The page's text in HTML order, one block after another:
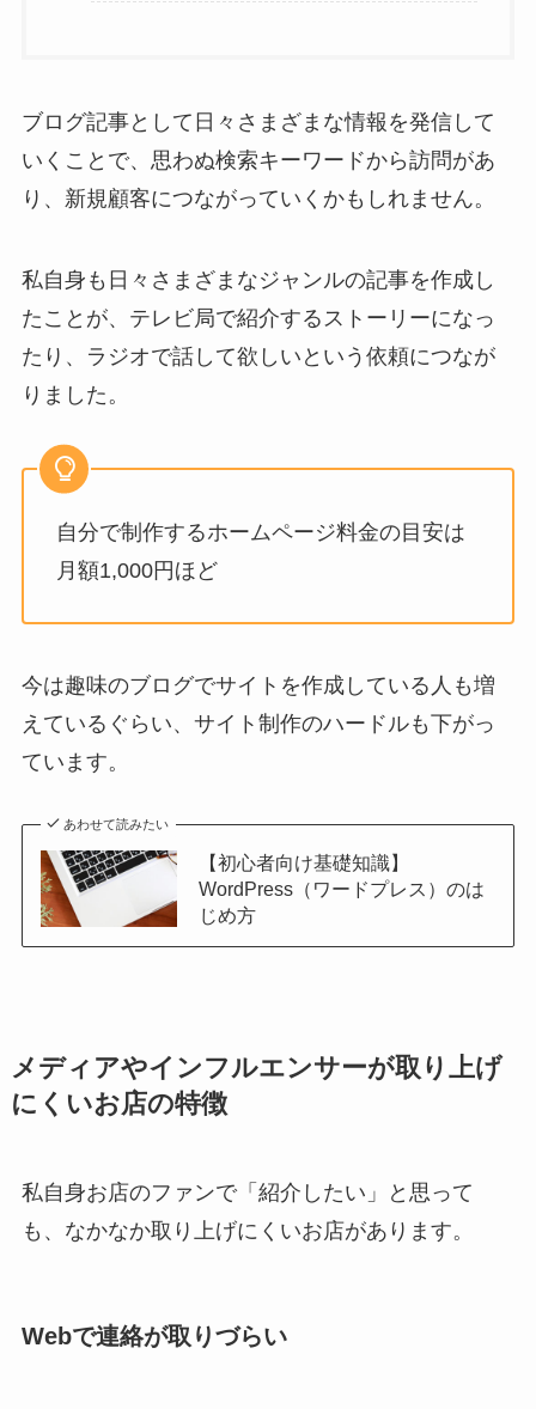
ブログ記事として日々さまざまな情報を発信して
いくことで、思わぬ検索キーワードから訪問があ
り、新規顧客につながっていくかもしれません。
私自身も日々さまざまなジャンルの記事を作成し
たことが、テレビ局で紹介するストーリーになっ
たり、ラジオで話して欲しいという依頼につなが
りました。
自分で制作するホームページ料金の目安は
月額1,000円ほど
今は趣味のブログでサイトを作成している人も増
えているぐらい、サイト制作のハードルも下がっ
ています。
あわせて読みたい
【初心者向け基礎知識】
WordPress（ワードプレス）のは
じめ方
メディアやインフルエンサーが取り上げ
にくいお店の特徴
私自身お店のファンで「紹介したい」と思って
も、なかなか取り上げにくいお店があります。
Webで連絡が取りづらい